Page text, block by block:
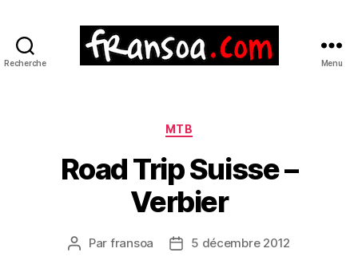
Recherche Menu
Catégories
MTB
Road Trip Suisse –
Verbier
Auteur
Par fransoa
Date5 décembre 2012